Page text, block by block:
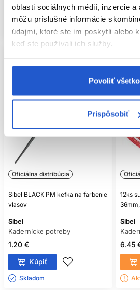
oblasti sociálnych médií, inzercie a
môžu príslušné informácie
údajmi, ktoré ste im poskytli alebo
keď ste používali ich služby.
Povoliť všetko
Prispôsobiť
Mám záujem
Oficiálna distribúcia
Sibel BLACK PM kefka na farbenie
vlasov
Sibel
Kadernícke potreby
1.20 €
Kúpiť
Skladom ㅤ
12ks
Sibel
6.45